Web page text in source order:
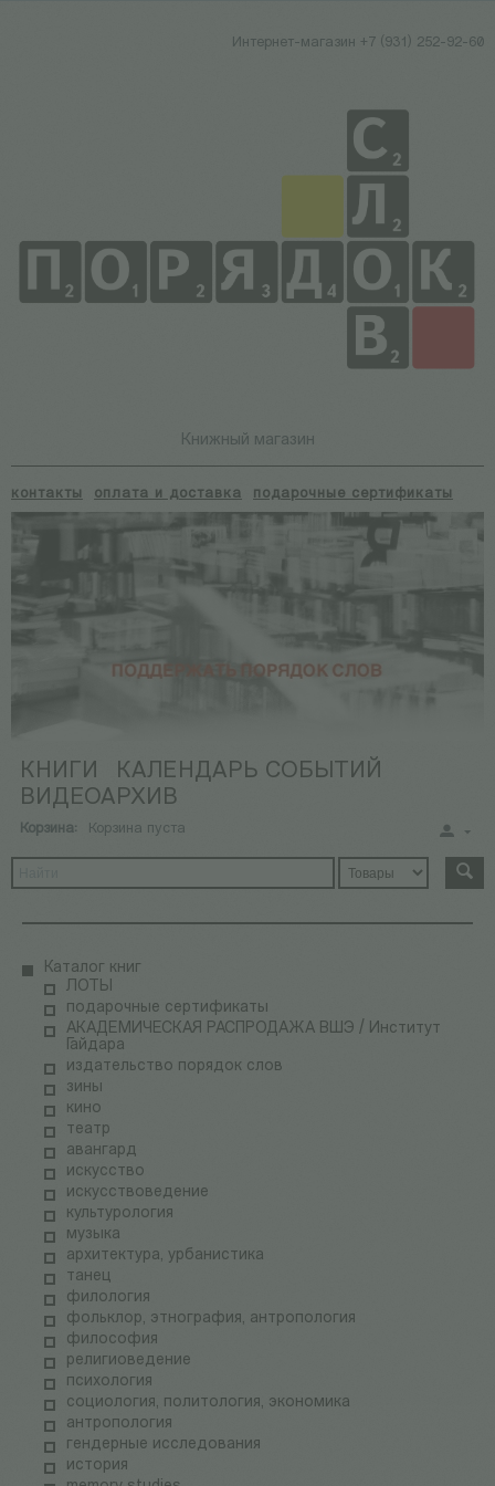
Интернет-магазин +7 (931) 252-92-60
Книжный магазин
контакты оплата и доставка подарочные сертификаты
КНИГИ
КАЛЕНДАРЬ СОБЫТИЙ
ВИДЕОАРХИВ
Корзина: Корзина пуста
Каталог книг
ЛОТЫ
подарочные сертификаты
АКАДЕМИЧЕСКАЯ РАСПРОДАЖА ВШЭ / Институт
Гайдара
издательство порядок слов
зины
кино
театр
авангард
искусство
искусствоведение
культурология
музыка
архитектура, урбанистика
танец
филология
фольклор, этнография, антропология
философия
религиоведение
психология
социология, политология, экономика
антропология
гендерные исследования
история